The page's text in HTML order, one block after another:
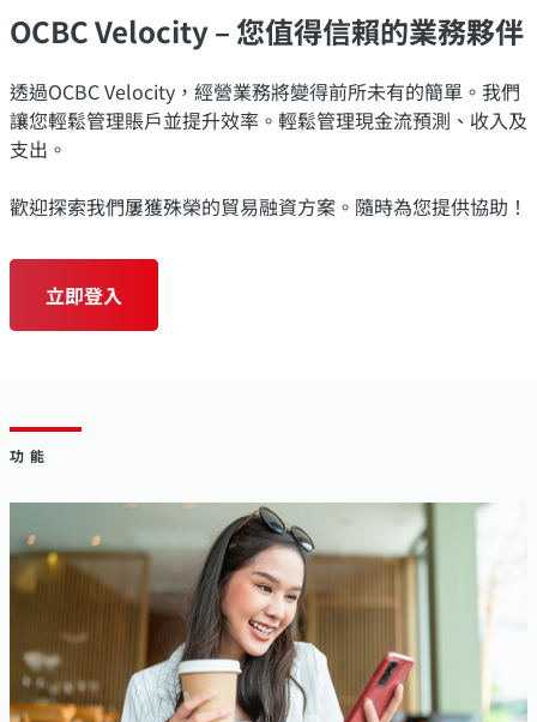
OCBC Velocity – 您值得信賴的業務夥伴
透過OCBC Velocity，經營業務將變得前所未有的簡單。我們
讓您輕鬆管理賬戶並提升效率。輕鬆管理現金流預測、收入及
支出。
歡迎探索我們屢獲殊榮的貿易融資方案。隨時為您提供協助！
立即登入
功能